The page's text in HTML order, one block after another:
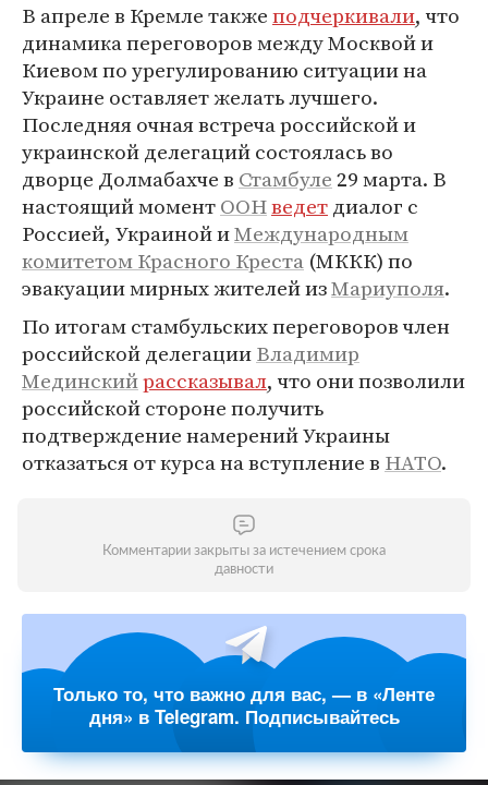
В апреле в Кремле такжеподчеркивали, что
динамика переговоров между Москвой и
Киевом по урегулированию ситуации на
Украине оставляет желать лучшего.
Последняя очная встреча российской и
украинской делегаций состоялась во
дворце Долмабахче в Стамбуле29 марта. В
настоящий моментООНведетдиалог с
Россией, Украиной иМеждународным
комитетом Красного Креста (МККК) по
эвакуации мирных жителей изМариуполя.
По итогам стамбульских переговоров член
российской делегацииВладимир
Мединскийрассказывал, что они позволили
российской стороне получить
подтверждение намерений Украины
отказаться от курса на вступление в НАТО.
Комментарии закрыты за истечением срока
давности
Только то, что важно для вас, — в «Ленте
дня» в Telegram. Подписывайтесь